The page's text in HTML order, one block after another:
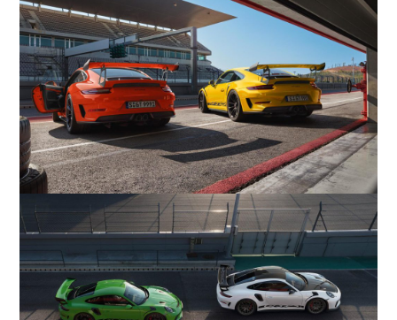
COMPANY
会社概要